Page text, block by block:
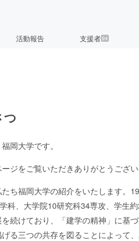
活動報告 支援者94
つ
岡大学です。
ジをご覧いただきありがとうござい
ち福岡大学の紹介をいたします。
科、大学院10研究科34専攻、学生
続けており、「建学の精神」に基
る三つの共存を図ることによって